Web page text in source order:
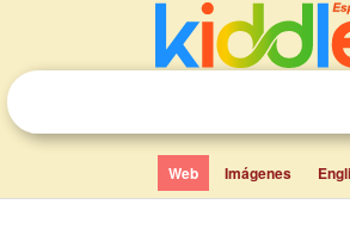
Web Imágenes